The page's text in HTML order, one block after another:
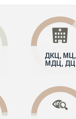
ДКЦ, МЦ,
МДЦ, ДЦ